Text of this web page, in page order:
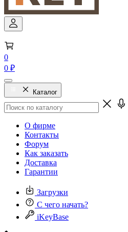
0
0 ₽
Каталог
О фирме
Контакты
Форум
Как заказать
Доставка
Гарантии
Загрузки
С чего начать?
iKeyBase